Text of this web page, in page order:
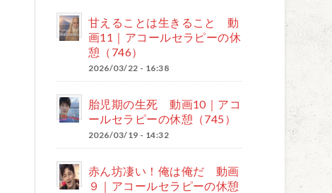
甘えることは生きること 動
画11｜アコールセラピーの休
憩（746）
2026/03/22 - 16:38
胎児期の生死 動画10｜アコ
ールセラピーの休憩（745）
2026/03/19 - 14:32
赤ん坊凄い！俺は俺だ 動画
９｜アコールセラピーの休憩